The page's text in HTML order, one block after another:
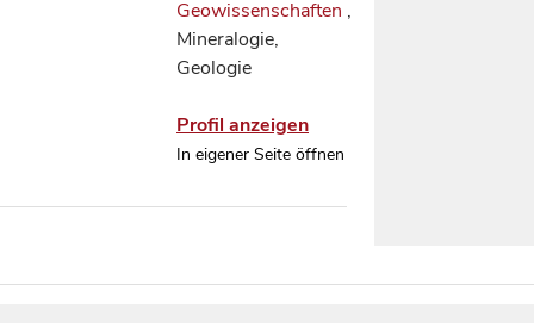
Geowissenschaften ,
Mineralogie,
Geologie
Profil anzeigen
In eigener Seite öffnen